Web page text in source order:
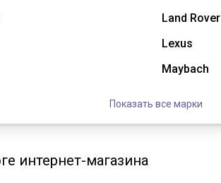
Land Rover
Lexus
Maybach
Показать все марки
интернет-магазина